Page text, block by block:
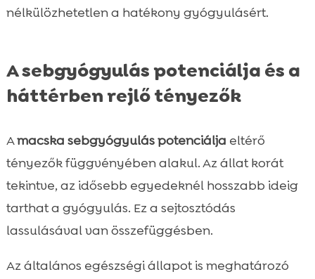
nélkülözhetetlen a hatékony gyógyulásért.
A sebgyógyulás potenciálja és a
háttérben rejlő tényezők
Amacska sebgyógyulás potenciálja eltérő
tényezők függvényében alakul. Az állat korát
tekintve, az idősebb egyedeknél hosszabb ideig
tarthat a gyógyulás. Ez a sejtosztódás
lassulásával van összefüggésben.
Az általános egészségi állapot is meghatározó